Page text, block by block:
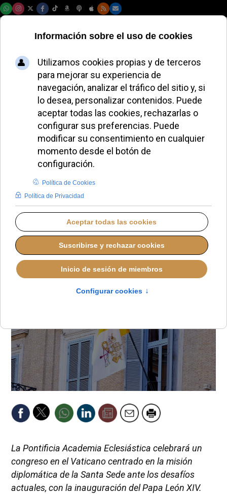
La Pontificia
Academia
Eclesiástica celebra
un congreso sobre
la diplomacia
vaticana y la paz
ALMUDENA RODRIGO
DESDE EL VATICANO
LUNES, 19 ENERO 2026 18:16
La Pontificia Academia Eclesiástica celebrará un
congreso en el Vaticano centrado en la misión
diplomática de la Santa Sede ante los desafíos
actuales, con la inauguración del Papa León XIV.